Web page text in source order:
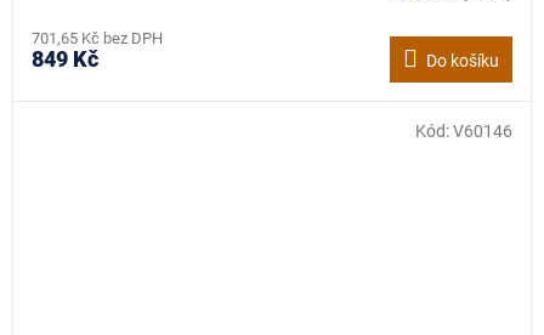
701,65 Kč bez DPH
849 Kč Do košíku
Kód:V60146